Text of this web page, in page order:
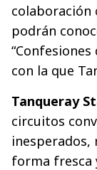
colaboración
podrán
con la que
Tanqueray
circuitos
inesperados,
forma fresca